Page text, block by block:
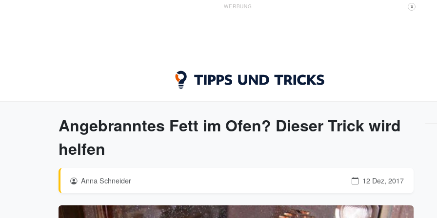
WERBUNG X
Angebranntes Fett im Ofen? Dieser Trick wird
helfen
Anna Schneider 12 Dez, 2017